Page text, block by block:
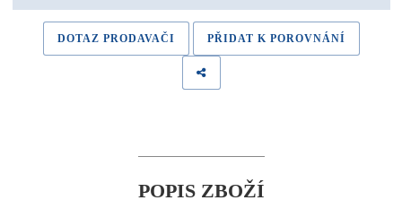
DOTAZ PRODAVAČI PŘIDAT K POROVNÁNÍ
POPIS ZBOŽÍ